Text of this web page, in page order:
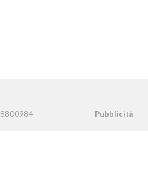
Pubblicità